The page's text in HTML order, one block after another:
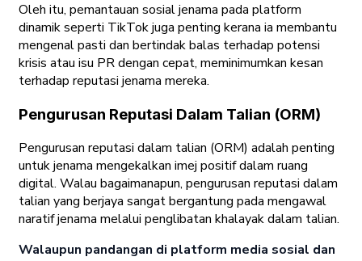
Oleh itu, pemantauan sosial jenama pada platform
dinamik seperti TikTok juga penting kerana ia membantu
mengenal pasti dan bertindak balas terhadap potensi
krisis atau isu PR dengan cepat, meminimumkan kesan
terhadap reputasi jenama mereka.
Pengurusan Reputasi Dalam Talian (ORM)
Pengurusan reputasi dalam talian (ORM) adalah penting
untuk jenama mengekalkan imej positif dalam ruang
digital. Walau bagaimanapun, pengurusan reputasi dalam
talian yang berjaya sangat bergantung pada mengawal
naratif jenama melalui penglibatan khalayak dalam talian.
Walaupun pandangan di platform media sosial dan